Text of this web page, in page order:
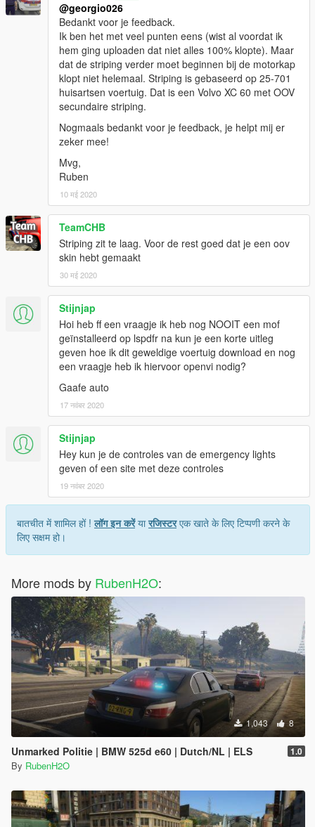
@georgio026
Bedankt voor je feedback.
Ik ben het met veel punten eens (wist al voordat ik
hem ging uploaden dat niet alles 100% klopte). Maar
dat de striping verder moet beginnen bij de motorkap
klopt niet helemaal. Striping is gebaseerd op 25-701
huisartsen voertuig. Dat is een Volvo XC 60 met OOV
secundaire striping.
Nogmaals bedankt voor je feedback, je helpt mij er
zeker mee!
Mvg,
Ruben
10 मई 2020
TeamCHB
Striping zit te laag. Voor de rest goed dat je een oov
skin hebt gemaakt
30 मई 2020
Stijnjap
Hoi heb ff een vraagje ik heb nog NOOIT een mof
geïnstalleerd op lspdfr na kun je een korte uitleg
geven hoe ik dit geweldige voertuig download en nog
een vraagje heb ik hiervoor openvi nodig?
Gaafe auto
17 नवंबर 2020
Stijnjap
Hey kun je de controles van de emergency lights
geven of een site met deze controles
19 नवंबर 2020
बातचीत में शामिल हों !लॉग इन करेंयारजिस्टरएक खाते के लिए टिप्पणी करने के
लिए सक्षम हो।
More mods by RubenH2O:
1,043 8
Unmarked Politie | BMW 525d e60 | Dutch/NL | ELS 1.0
By RubenH2O